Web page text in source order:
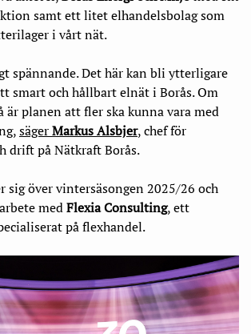
samt ett litet elhandelsbolag som
i vårt nät.
spännande. Det här kan bli ytterligare
smart och hållbart elnät i Borås. Om
är planen att fler ska kunna vara med
sägerMarkus Alsbjer, chef för
drift på Nätkraft Borås.
sig över vintersäsongen 2025/26 och
medFlexia Consulting, ett
på flexhandel.